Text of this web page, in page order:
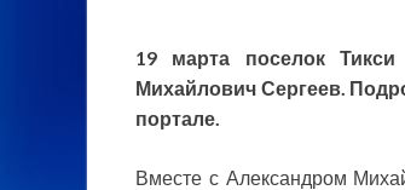
19 марта поселок Тикси
Михайлович Сергеев.
портале.
Вместе с Александром